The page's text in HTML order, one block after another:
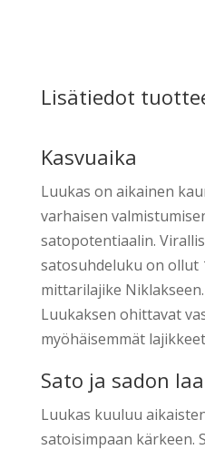
Lisätiedot
Kasvuaika
Luukas on aikainen
varhaisen
satopotentiaalin.
satosuhdeluku on ollut
mittarilajike
Luukaksen ohittavat
myöhäisemmät
Sato ja sadon
Luukas kuuluu
satoisimpaan kärkeen.